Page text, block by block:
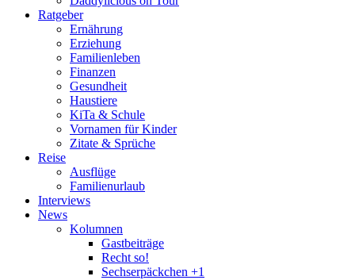
Ratgeber
Ernährung
Erziehung
Familienleben
Finanzen
Gesundheit
Haustiere
KiTa & Schule
Vornamen für Kinder
Zitate & Sprüche
Reise
Ausflüge
Familienurlaub
Interviews
News
Kolumnen
Gastbeiträge
Recht so!
Sechserpäckchen +1